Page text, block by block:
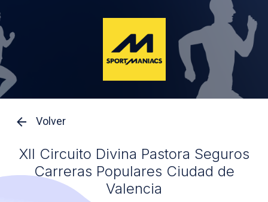
Volver
XII Circuito Divina Pastora Seguros
Carreras Populares Ciudad de
Valencia